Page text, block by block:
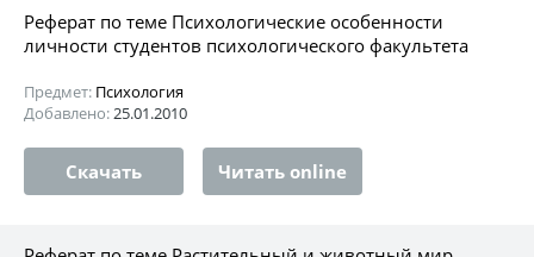
Реферат по теме Психологические особенности
личности студентов психологического факультета
Предмет: Психология
Добавлено:25.01.2010
Скачать Читать online